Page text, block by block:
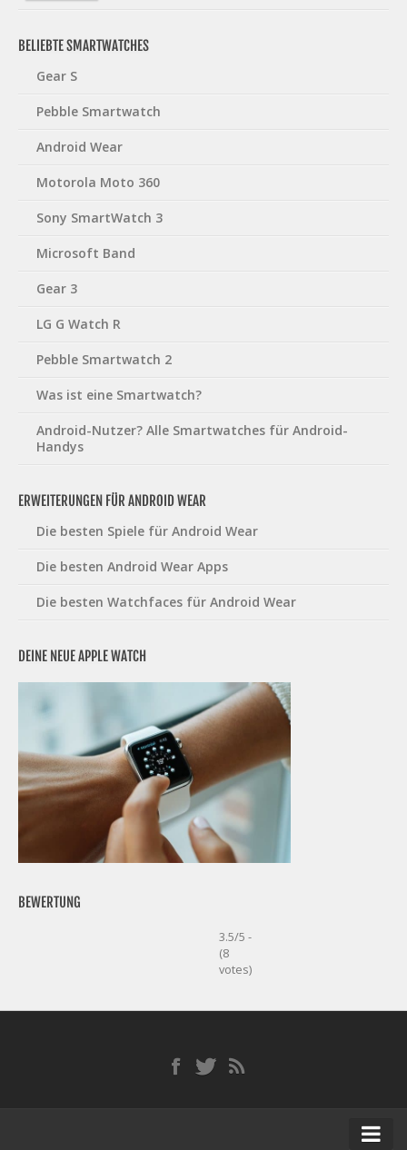
BELIEBTE SMARTWATCHES
Gear S
Pebble Smartwatch
Android Wear
Motorola Moto 360
Sony SmartWatch 3
Microsoft Band
Gear 3
LG G Watch R
Pebble Smartwatch 2
Was ist eine Smartwatch?
Android-Nutzer? Alle Smartwatches für Android-
Handys
ERWEITERUNGEN FÜR ANDROID WEAR
Die besten Spiele für Android Wear
Die besten Android Wear Apps
Die besten Watchfaces für Android Wear
DEINE NEUE APPLE WATCH
BEWERTUNG
3.5/5 -
(8
votes)